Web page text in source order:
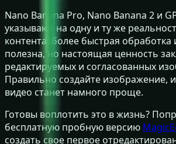
Nano Banana Pro, Nano Banana 2 и
указывают на одну и ту же
контента: более быстрая
полезна, но настоящая ценность
редактируемых и согласованных
Правильно создайте изображение,
видео станет намного проще.
Готовы воплотить это в жизнь?
бесплатную пробную версию
создать свое первое